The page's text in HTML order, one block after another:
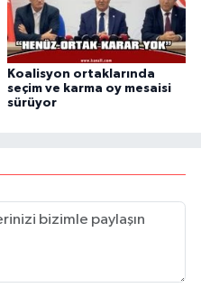
Koalisyon ortaklarında
seçim ve karma oy mesaisi
sürüyor